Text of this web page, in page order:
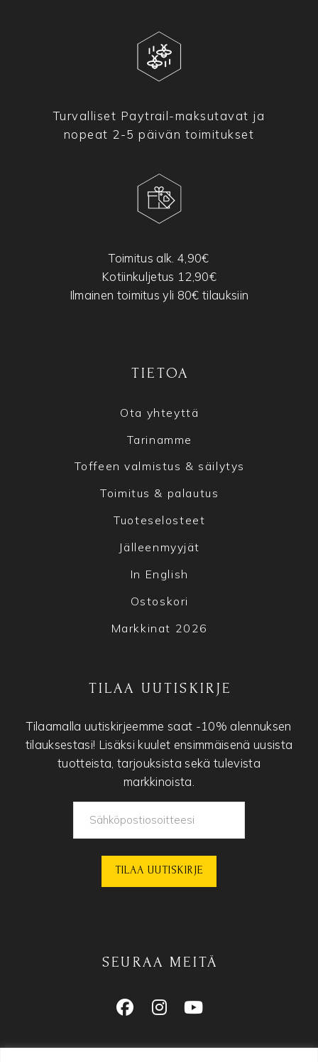
Turvalliset Paytrail-maksutavat ja
nopeat 2-5 päivän toimitukset
Toimitus alk. 4,90€
Kotiinkuljetus 12,90€
Ilmainen toimitus yli 80€ tilauksiin
TIETOA
Ota yhteyttä
Tarinamme
Toffeen valmistus & säilytys
Toimitus & palautus
Tuoteselosteet
Jälleenmyyjät
In English
Ostoskori
Markkinat 2026
TILAA UUTISKIRJE
Tilaamalla uutiskirjeemme saat -10% alennuksen
tilauksestasi! Lisäksi kuulet ensimmäisenä uusista
tuotteista, tarjouksista sekä tulevista
markkinoista.
SEURAA MEITÄ